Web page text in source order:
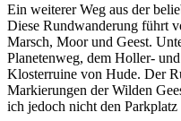
Ein weiterer Weg aus der
Diese Rundwanderung führt
Marsch, Moor und Geest.
Planetenweg, dem Holler-
Klosterruine von Hude. Der
Markierungen der Wilden
ich jedoch nicht den